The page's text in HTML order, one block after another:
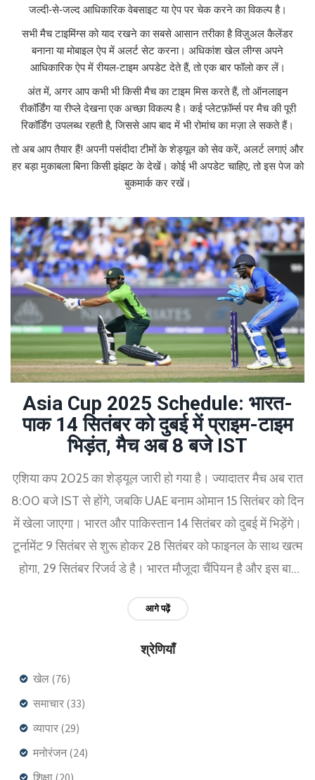
जल्दी‑से‑जल्द आधिकारिक वेबसाइट या ऐप पर चेक करने का विकल्प है।
सभी मैच टाइमिंग्स को याद रखने का सबसे आसान तरीका है विज़ुअल कैलेंडर
बनाना या मोबाइल ऐप में अलर्ट सेट करना। अधिकांश खेल लीग्स अपने
आधिकारिक ऐप में रीयल‑टाइम अपडेट देते हैं, तो एक बार फॉलो कर लें।
अंत में, अगर आप कभी भी किसी मैच का टाइम मिस करते हैं, तो ऑनलाइन
रीकॉर्डिंग या रीप्ले देखना एक अच्छा विकल्प है। कई प्लेटफ़ॉर्म्स पर मैच की पूरी
रिकॉर्डिंग उपलब्ध रहती है, जिससे आप बाद में भी रोमांच का मज़ा ले सकते हैं।
तो अब आप तैयार हैं! अपनी पसंदीदा टीमों के शेड्यूल को सेव करें, अलर्ट लगाएं और
हर बड़ा मुकाबला बिना किसी झंझट के देखें। कोई भी अपडेट चाहिए, तो इस पेज को
बुकमार्क कर रखें।
Asia Cup 2025 Schedule: भारत-
पाक 14 सितंबर को दुबई में प्राइम-टाइम
भिड़ंत, मैच अब 8 बजे IST
एशिया कप 2025 का शेड्यूल जारी हो गया है। ज्यादातर मैच अब रात
8:00 बजे IST से होंगे, जबकि UAE बनाम ओमान 15 सितंबर को दिन
में खेला जाएगा। भारत और पाकिस्तान 14 सितंबर को दुबई में भिड़ेंगे।
टूर्नामेंट 9 सितंबर से शुरू होकर 28 सितंबर को फाइनल के साथ खत्म
होगा, 29 सितंबर रिजर्व डे है। भारत मौजूदा चैंपियन है और इस बार
आगे पढ़ें
श्रेणियाँ
खेल (76)
समाचार (33)
व्यापार (29)
मनोरंजन(24)
शिक्षा (20)